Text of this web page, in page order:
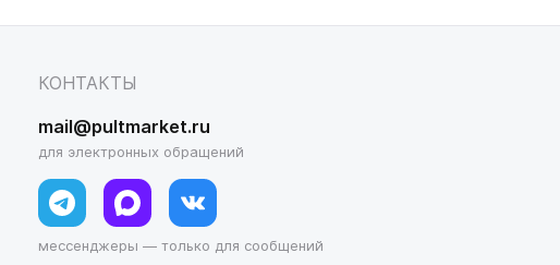
КОНТАКТЫ
mail@pultmarket.ru
для электронных обращений
мессенджеры — только для сообщений